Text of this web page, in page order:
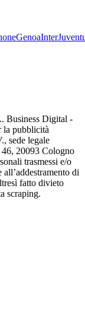
GenoaInter
Business Digital -
la pubblicità
sede legale
20093 Cologno
trasmessi e/o
di
fatto divieto
scraping.